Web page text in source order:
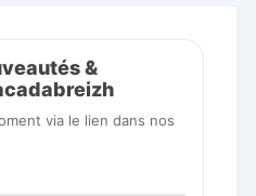
&
via le lien dans nos